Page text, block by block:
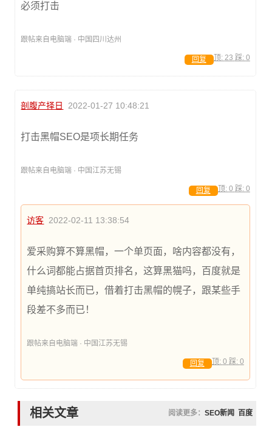
必须打击
跟帖来自电脑端 · 中国四川达州
顶: 23 踩: 0
回复
剖腹产择日 2022-01-27 10:48:21
打击黑帽SEO是项长期任务
跟帖来自电脑端 · 中国江苏无锡
顶: 0 踩: 0
回复
访客 2022-02-11 13:38:54
爱采购算不算黑帽，一个单页面，啥内容都没有，
什么词都能占据首页排名，这算黑猫吗，百度就是
单纯搞站长而已，借着打击黑帽的幌子，跟某些手
段差不多而已！
跟帖来自电脑端 · 中国江苏无锡
顶: 0 踩: 0
回复
相关文章 阅读更多： SEO新闻 百度